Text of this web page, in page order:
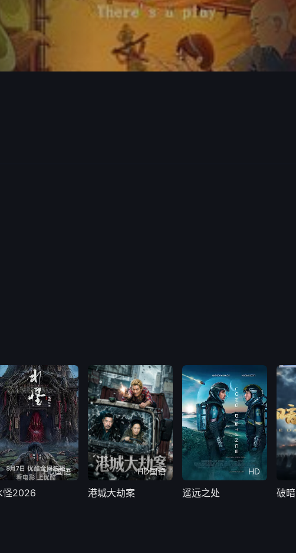
HD国语
怪2026
HD国语
港城大劫案
HD
遥远之处 破暗